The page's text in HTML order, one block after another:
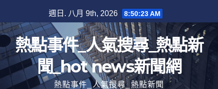
至
內
容
週日. 八月 9th, 2026 8:50:24 AM
熱點事件_人氣搜尋_熱點新
聞_hot news新聞網
熱點事件_人氣搜尋_熱點新聞